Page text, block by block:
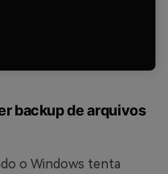
backup de arquivos
o Windows tenta